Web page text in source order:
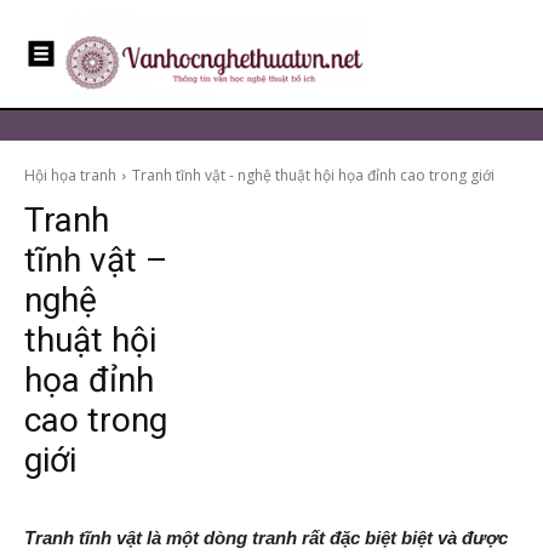
Hội họa tranh Tranh tĩnh vật - nghệ thuật hội họa đỉnh cao trong giới
Tranh
tĩnh vật –
nghệ
thuật hội
họa đỉnh
cao trong
giới
Tranh tĩnh vật là một dòng tranh rất đặc biệt biệt và được